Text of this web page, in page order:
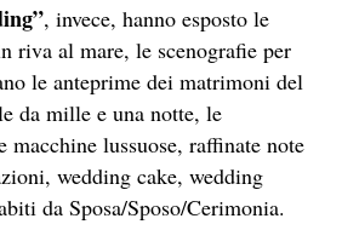
, invece, hanno esposto le
riva al mare, le scenografie per
le anteprime dei matrimoni del
da mille e una notte, le
lussuose, raffinate note
wedding cake, wedding
da Sposa/Sposo/Cerimonia.